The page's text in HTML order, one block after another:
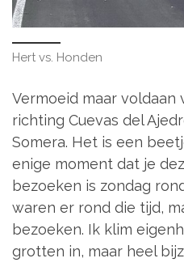
Hert vs. Honden
Vermoeid maar voldaan
richting Cuevas del
Somera. Het is een
enige moment dat je
bezoeken is zondag
waren er rond die tijd,
bezoeken. Ik klim
grotten in, maar heel